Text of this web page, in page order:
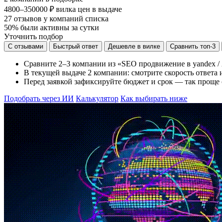
4800–350000 ₽ вилка цен в выдаче
27 отзывов у компаний списка
50% были активны за сутки
Уточнить подбор
С отзывами Быстрый ответ Дешевле в вилке Сравнить топ-3
Сравните 2–3 компании из «SEO продвижение в yandex
В текущей выдаче 2 компании: смотрите скорость ответа
Перед заявкой зафиксируйте бюджет и срок — так
Подобрать через ИИ Калькулятор Как выбирать ниже